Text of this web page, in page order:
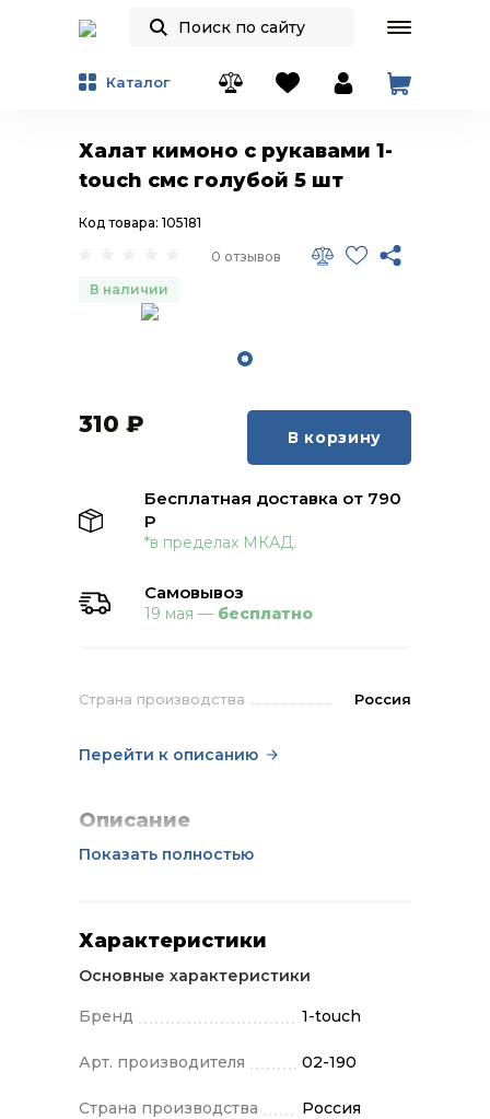
Каталог
Халат кимоно с рукавами 1-
touch смс голубой 5 шт
0 отзывов
Код товара: 105181
В наличии
Страна производства Россия
Перейти к описанию
310 ₽ В корзину
Бесплатная доставка от 790
Р
*в пределах МКАД.
Самовывоз
19 мая — бесплатно
Описание
Показать полностью
Характеристики
Основные характеристики
Бренд 1-touch
Арт. производителя 02-190
Страна производства Россия